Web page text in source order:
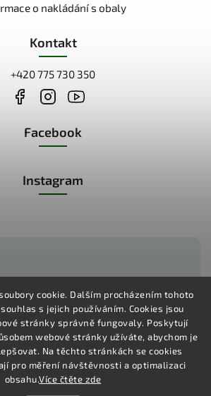
cookie. Dalším procházením tohoto
s jejich používáním. Cookies jsou
stránky správně fungovaly. Poskytují
webové stránky užíváte, abychom je
Na těchto stránkách se cookies
pro měření návštěvnosti a optimalizaci
obsahu.Více čtěte zde
podpora:
+420 775 730 350
o nakládání s obaly
Kontakt
+420 775 730 350
Facebook
Instagram
Pharma Activ. Všechna práva vyhrazena.